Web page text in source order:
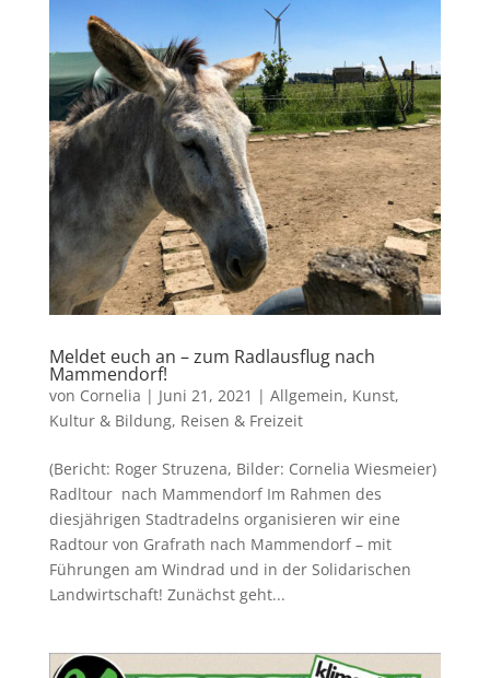
Meldet euch an – zum Radlausflug nach
Mammendorf!
von Cornelia | Juni 21, 2021 | Allgemein, Kunst,
Kultur & Bildung, Reisen & Freizeit
(Bericht: Roger Struzena, Bilder: Cornelia Wiesmeier)
Radltour nach Mammendorf Im Rahmen des
diesjährigen Stadtradelns organisieren wir eine
Radtour von Grafrath nach Mammendorf – mit
Führungen am Windrad und in der Solidarischen
Landwirtschaft! Zunächst geht...